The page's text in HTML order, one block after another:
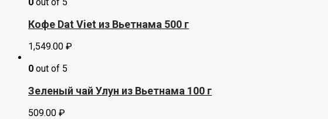
Кофе Dat Viet из Вьетнама 500 г
1,549.00 ₽
0 out of 5
Зеленый чай Улун из Вьетнама 100 г
509.00 ₽